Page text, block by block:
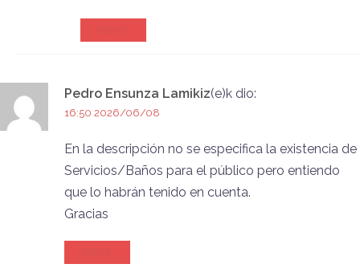
Pedro Ensunza Lamikiz(e)k dio:
16:50 2026/06/08
En la descripción no se especifica la existencia de
Servicios/Baños para el público pero entiendo
que lo habrán tenido en cuenta.
Gracias